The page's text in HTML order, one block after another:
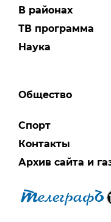
В районах
ТВ программа
Наука
Общество
Спорт
Контакты
Архив сайта и